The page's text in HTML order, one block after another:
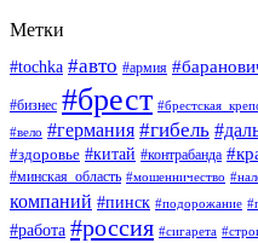
Метки
#tochka #авто #армия
#бизнес #брест
#вело #германия #гибель
#здоровье #китай #контрабанда
#минская_область #мошенничество
компаний #пинск #подорожание
#работа #россия #сигарета